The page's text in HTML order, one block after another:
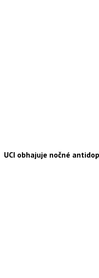
UCI obhajuje nočné